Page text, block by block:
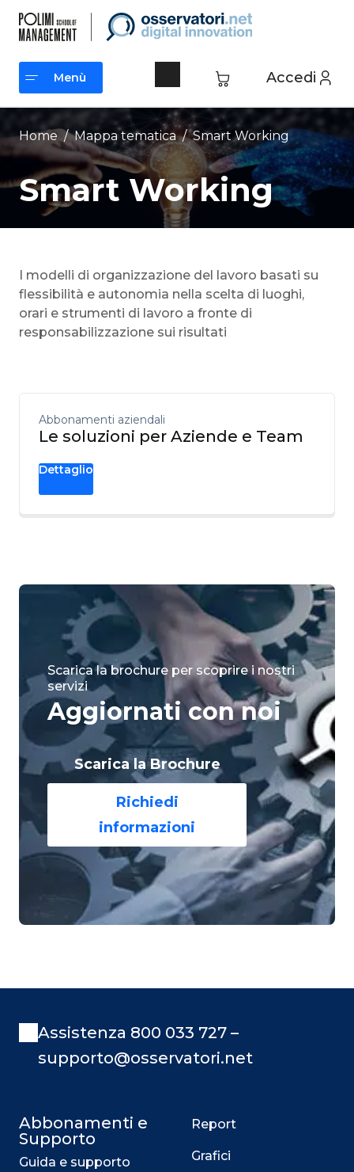
contenuto
Accedi
Menù
Menù
Home / Mappa tematica /Smart Working
Smart Working
I modelli di organizzazione del lavoro basati su
flessibilità e autonomia nella scelta di luoghi,
orari e strumenti di lavoro a fronte di
responsabilizzazione sui risultati
Abbonamenti aziendali
Le soluzioni per Aziende e Team
Dettaglio
Scarica la brochure per scoprire i nostri
servizi
Aggiornati con noi
Scarica la Brochure
Richiedi
informazioni
Assistenza 800 033 727 –
supporto@osservatori.net
Abbonamenti e
Supporto
Guida e supporto
Report
Grafici